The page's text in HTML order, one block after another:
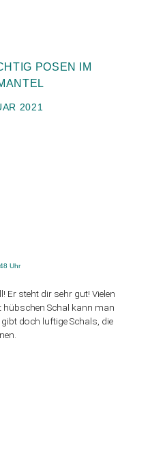
POSEN IM
2021
Uhr
Er steht dir sehr gut! Vielen
hübschen Schal kann man
doch luftige Schals, die